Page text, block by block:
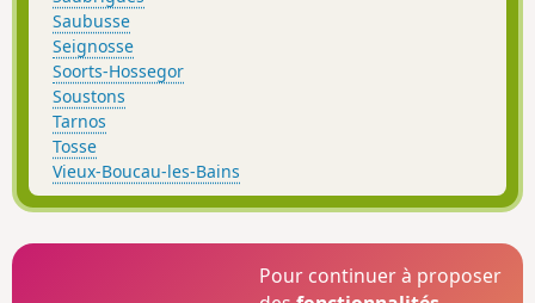
Saubusse
Seignosse
Soorts-Hossegor
Soustons
Tarnos
Tosse
Vieux-Boucau-les-Bains
Pour continuer à proposer